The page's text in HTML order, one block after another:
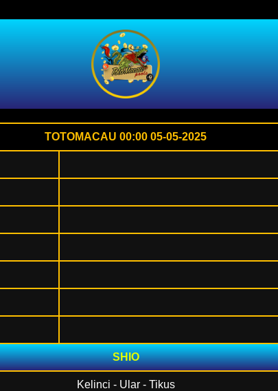
TOTOMACAU 00:00 05-05-2025
SHIO
Kelinci - Ular - Tikus